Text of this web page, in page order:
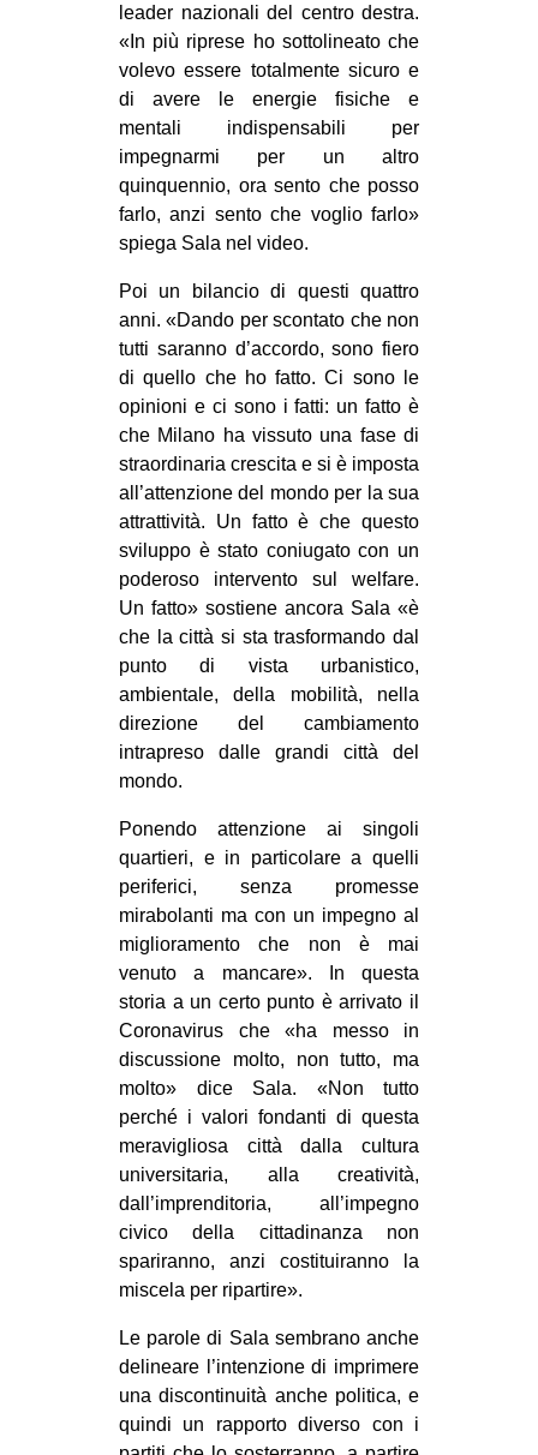
tw
bsky
SEARCH
leader nazionali del centro destra.
«In più riprese ho sottolineato che
volevo essere totalmente sicuro e
di avere le energie fisiche e
mentali indispensabili per
impegnarmi per un altro
quinquennio, ora sento che posso
farlo, anzi sento che voglio farlo»
spiega Sala nel video.
Poi un bilancio di questi quattro
anni. «Dando per scontato che non
tutti saranno d’accordo, sono fiero
di quello che ho fatto. Ci sono le
opinioni e ci sono i fatti: un fatto è
che Milano ha vissuto una fase di
straordinaria crescita e si è imposta
all’attenzione del mondo per la sua
attrattività. Un fatto è che questo
sviluppo è stato coniugato con un
poderoso intervento sul welfare.
Un fatto» sostiene ancora Sala «è
che la città si sta trasformando dal
punto di vista urbanistico,
ambientale, della mobilità, nella
direzione del cambiamento
intrapreso dalle grandi città del
mondo.
Ponendo attenzione ai singoli
quartieri, e in particolare a quelli
periferici, senza promesse
mirabolanti ma con un impegno al
miglioramento che non è mai
venuto a mancare». In questa
storia a un certo punto è arrivato il
Coronavirus che «ha messo in
discussione molto, non tutto, ma
molto» dice Sala. «Non tutto
perché i valori fondanti di questa
meravigliosa città dalla cultura
universitaria, alla creatività,
dall’imprenditoria, all’impegno
civico della cittadinanza non
spariranno, anzi costituiranno la
miscela per ripartire».
Le parole di Sala sembrano anche
delineare l’intenzione di imprimere
una discontinuità anche politica, e
quindi un rapporto diverso con i